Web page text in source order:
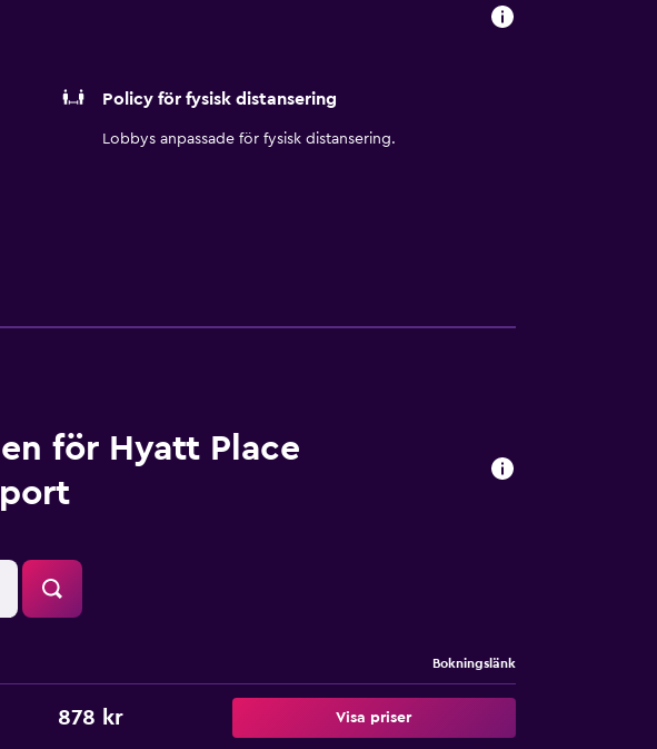
Policy för fysisk distansering
Lobbys anpassade för fysisk distansering.
för Hyatt Place
Bokningslänk
878 kr Visa priser